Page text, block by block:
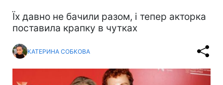
Їх давно не бачили разом, і тепер акторка
поставила крапку в чутках
КАТЕРИНА СОБКОВА